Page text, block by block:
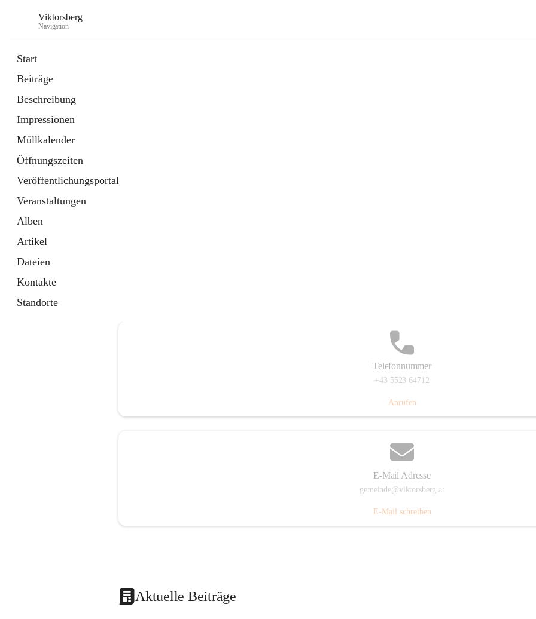
Viktorsberg
Navigation
Start
Beiträge
Beschreibung
Impressionen
Müllkalender
Öffnungszeiten
Veröffentlichungsportal
Veranstaltungen
Alben
Artikel
Dateien
Kontakte
Standorte
Telefonnummer
+43 5523 64712
Anrufen
E-Mail Adresse
gemeinde@viktorsberg.at
E-Mail schreiben
Aktuelle Beiträge